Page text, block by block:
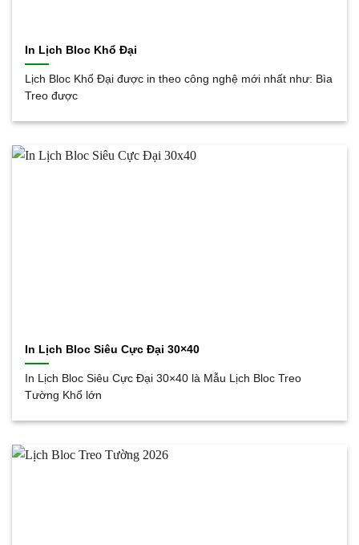
In Lịch Bloc Khổ Đại
Lịch Bloc Khổ Đại được in theo công nghệ mới nhất như: Bìa
Treo được
In Lịch Bloc Siêu Cực Đại 30×40
In Lịch Bloc Siêu Cực Đại 30×40 là Mẫu Lịch Bloc Treo
Tường Khổ lớn